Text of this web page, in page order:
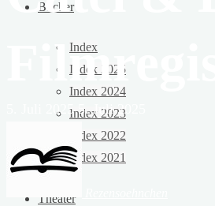
Bücher
Index
Index 2025
Index 2024
Index 2023
Index 2022
Index 2021
Theater
5. Juli 20255. Juli 2025